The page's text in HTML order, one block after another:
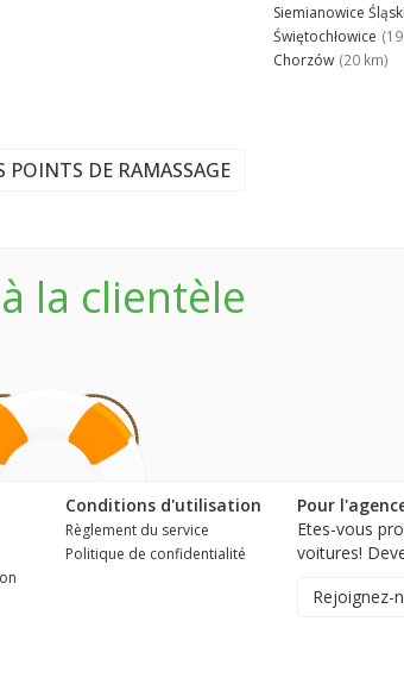
Siemianowice
Świętochłowice
Chorzów (20 km)
POINTS DE RAMASSAGE
la clientèle
Conditions d'utilisation
Règlement du service
Politique de confidentialité
Pour
Etes-vous
voitures!
Rejoignez-